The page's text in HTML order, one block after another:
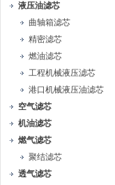
液压油滤芯
曲轴箱滤芯
精密滤芯
燃油滤芯
工程机械液压滤芯
港口机械液压油滤芯
空气滤芯
机油滤芯
燃气滤芯
聚结滤芯
透气滤芯